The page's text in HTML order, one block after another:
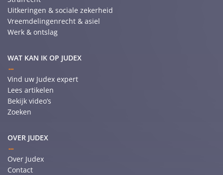
Uitkeringen & sociale zekerheid
Vreemdelingenrecht & asiel
Werk & ontslag
WAT KAN IK OP JUDEX
Vind uw Judex expert
Lees artikelen
Bekijk video’s
Zoeken
OVER JUDEX
Over Judex
Contact